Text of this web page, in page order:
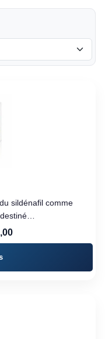
sildénafil comme
Plage